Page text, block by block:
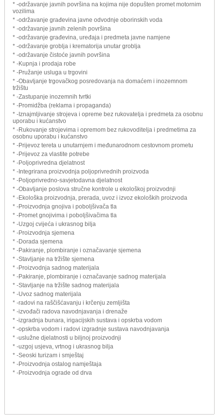
* -održavanje javnih površina na kojima nije dopušten promet motornim
vozilima
* -održavanje građevina javne odvodnje oborinskih voda
* -održavanje javnih zelenih površina
* -održavanje građevina, uređaja i predmeta javne namjene
* -održavanje groblja i krematorija unutar groblja
* -održavanje čistoće javnih površina
* -Kupnja i prodaja robe
* -Pružanje usluga u trgovini
* -Obavljanje trgovačkog posredovanja na domaćem i inozemnom
tržištu
* -Zastupanje inozemnih tvrtki
* -Promidžba (reklama i propaganda)
* -Iznajmljivanje strojeva i opreme bez rukovatelja i predmeta za osobnu
uporabu i kućanstvo
* -Rukovanje strojevima i opremom bez rukovoditelja i predmetima za
osobnu uporabu i kućanstvo
* -Prijevoz tereta u unutarnjem i međunarodnom cestovnom prometu
* -Prijevoz za vlastite potrebe
* -Poljoprivredna djelatnost
* -Integrirana proizvodnja poljoprivrednih proizvoda
* -Poljoprivredno-savjetodavna djelatnost
* -Obavljanje poslova stručne kontrole u ekološkoj proizvodnji
* -Ekološka proizvodnja, prerada, uvoz i izvoz ekoloških proizvoda
* -Proizvodnja gnojiva i poboljšivača tla
* -Promet gnojivima i poboljšivačima tla
* -Uzgoj cvijeća i ukrasnog bilja
* -Proizvodnja sjemena
* -Dorada sjemena
* -Pakiranje, plombiranje i označavanje sjemena
* -Stavljanje na tržište sjemena
* -Proizvodnja sadnog materijala
* -Pakiranje, plombiranje i označavanje sadnog materijala
* -Stavljanje na tržište sadnog materijala
* -Uvoz sadnog materijala
* -radovi na raščišćavanju i krčenju zemljišta
* -izvođači radova navodnjavanja i drenaže
* -izgradnja bunara, irigacijskih sustava i opskrba vodom
* -opskrba vodom i radovi izgradnje sustava navodnjavanja
* -uslužne djelatnosti u biljnoj proizvodnji
* -uzgoj usjeva, vrtnog i ukrasnog bilja
* -Seoski turizam i smještaj
* -Proizvodnja ostalog namještaja
* -Proizvodnja ograde od drva